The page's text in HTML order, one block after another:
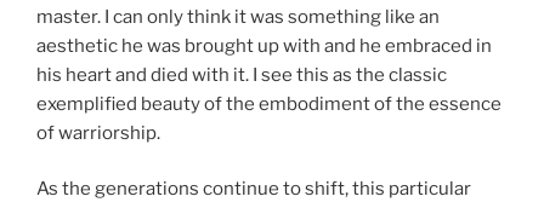
master. I can only think it was something like an
aesthetic he was brought up with and he embraced in
his heart and died with it. I see this as the classic
exemplified beauty of the embodiment of the essence
of warriorship.
As the generations continue to shift, this particular